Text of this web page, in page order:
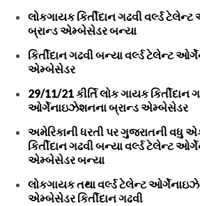
લોકગાયક કિર્તીદાન ગઢવી વર્લ્ડ
બ્રાન્ડ એમ્બેસેડર બન્યા
કિર્તીદાન ગઢવી બન્યા વર્લ્ડ ટેલેન્ટ
એમ્બેસેડર
29/11/21 કીર્તિ લોક ગાયક કિર્તીદાન
ઓર્ગેનાઇઝેશનના બ્રાન્ડ એમ્બેસેડર
અમેરિકાની ધરતી પર ગુજરાતની વધુ
કિર્તીદાન ગઢવી બન્યા વર્લ્ડ ટેલેન્ટ
એમ્બેસેડર બન્યા
લોકગાયક તથા વર્લ્ડ ટેલેન્ટ
એમ્બેસેડર કિર્તીદાન ગઢવી